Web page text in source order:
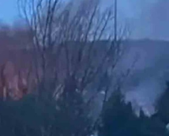
Ustaoğlu, Karesi
üreten bir fabrikada
hakkında açıklama
gelen patlamada
bildirdi.